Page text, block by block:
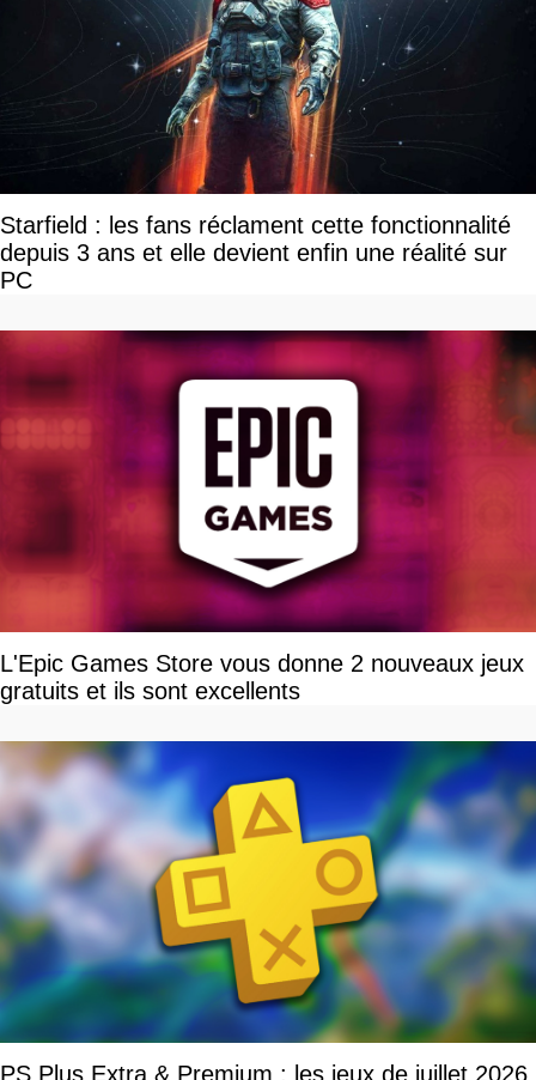
Starfield : les fans réclament cette fonctionnalité
depuis 3 ans et elle devient enfin une réalité sur
PC
L'Epic Games Store vous donne 2 nouveaux jeux
gratuits et ils sont excellents
PS Plus Extra & Premium : les jeux de juillet 2026